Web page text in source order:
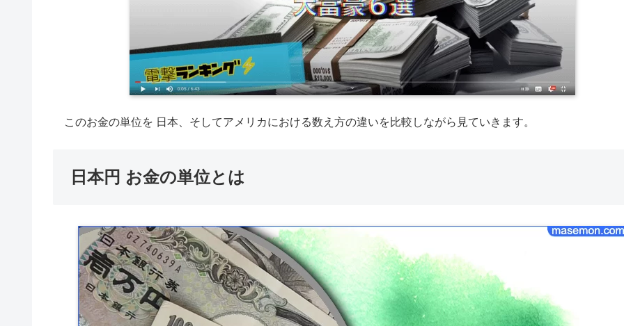
このお金の単位を 日本、そしてアメリカにおける数え方の違いを比較しながら見ていきます。
日本円 お金の単位とは